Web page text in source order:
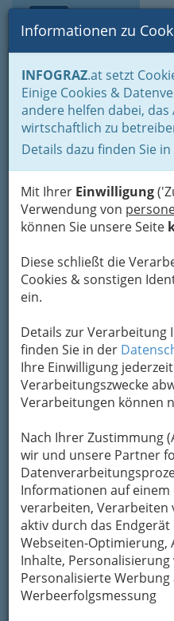
Informationen zu
INFOGRAZ.at setzt
Einige Cookies &
andere helfen dabei,
wirtschaftlich zu
Details dazu finden Sie
Mit Ihrer Einwilligung
Verwendung von
können Sie unsere Seite
Diese schließt die
Cookies & sonstigen
ein.
Details zur Verarbeitung
finden Sie in der
Ihre Einwilligung
Verarbeitungszwecke
Verarbeitungen können
Nach Ihrer Zustimmung
wir und unsere Partner
Informationen auf
verarbeiten,
aktiv durch das
Webseiten-Optimierung,
Inhalte,
Personalisierte Werbung
Werbeerfolgsmessung
Home Branchen Freizeit &
Tätowieren & Piercen
Tattoo Graz &
Maori, Tragus,
Frauen/
Auchohne Erlaubnis
Österreich
lassen;Tätowierungen
stärkeren
Bei Minderjährigen
gesetzlichen Vertreter
wenn nicht zu
innerhalb von 24 Tagen